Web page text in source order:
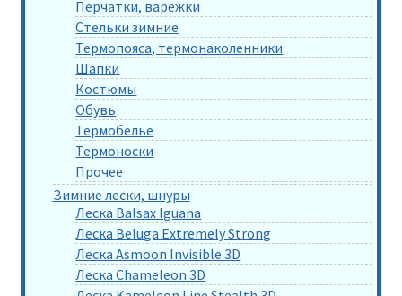
Перчатки, варежки
Стельки зимние
Термопояса, термонаколенники
Шапки
Костюмы
Обувь
Термобелье
Термоноски
Прочее
Зимние лески, шнуры
Леска Balsax Iguana
Леска Beluga Extremely Strong
Леска Asmoon Invisible 3D
Леска Chameleon 3D